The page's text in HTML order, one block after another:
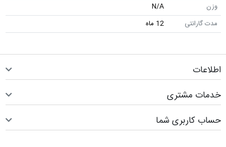
وزن
N/A
مدت گارانتی
12 ماه
اطلاعات
خدمات مشتری
حساب کاربری شما